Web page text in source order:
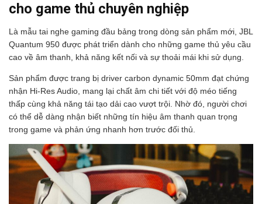
cho game thủ chuyên nghiệp
Là mẫu tai nghe gaming đầu bảng trong dòng sản phẩm mới, JBL
Quantum 950 được phát triển dành cho những game thủ yêu cầu
cao về âm thanh, khả năng kết nối và sự thoải mái khi sử dụng.
Sản phẩm được trang bị driver carbon dynamic 50mm đạt chứng
nhận Hi-Res Audio, mang lại chất âm chi tiết với độ méo tiếng
thấp cùng khả năng tái tạo dải cao vượt trội. Nhờ đó, người chơi
có thể dễ dàng nhận biết những tín hiệu âm thanh quan trọng
trong game và phản ứng nhanh hơn trước đối thủ.